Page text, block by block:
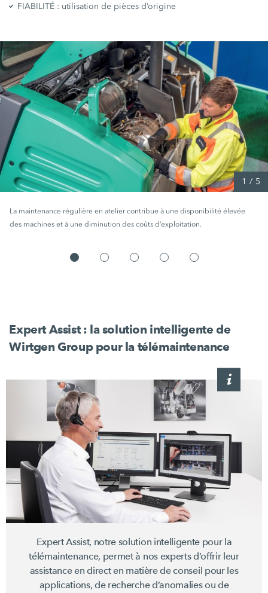
FIABILITÉ : utilisation de pièces d’origine
La maintenance régulière en atelier contribue à une disponibilité élevée
des machines et à une diminution des coûts d’exploitation.
1 / 5
Expert Assist : la solution intelligente de
Wirtgen Group pour la télémaintenance
Expert Assist, notre solution intelligente pour la
télémaintenance, permet à nos experts d’offrir leur
assistance en direct en matière de conseil pour les
applications, de recherche d’anomalies ou de